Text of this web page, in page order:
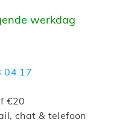
werkdag
04 17
€20
chat & telefoon